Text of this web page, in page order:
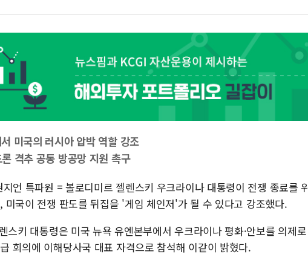
미국의 러시아 압박 역할 강조
격추 공동 방공망 지원 촉구
언 특파원 = 볼로디미르 젤렌스키 우크라이나 대통령이 전쟁 종료를
미국이 전쟁 판도를 뒤집을 '게임 체인저'가 될 수 있다고 강조했다.
스키 대통령은 미국 뉴욕 유엔본부에서 우크라이나 평화·안보를 의제
회의에 이해당사국 대표 자격으로 참석해 이같이 밝혔다.